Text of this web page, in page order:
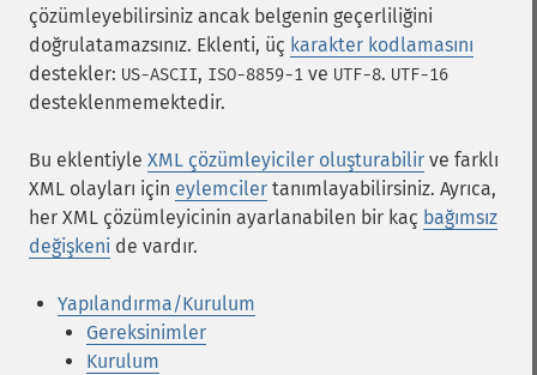
çözümleyebilirsiniz ancak belgenin geçerliliğini
doğrulatamazsınız. Eklenti, üç karakter kodlamasını
destekler: US-ASCII, ISO-8859-1 ve UTF-8. UTF-16
desteklenmemektedir.
Bu eklentiyle XML çözümleyiciler oluşturabilir ve farklı
XML olayları için eylemciler tanımlayabilirsiniz. Ayrıca,
her XML çözümleyicinin ayarlanabilen bir kaç bağımsız
değişkeni de vardır.
Yapılandırma/Kurulum
Gereksinimler
Kurulum